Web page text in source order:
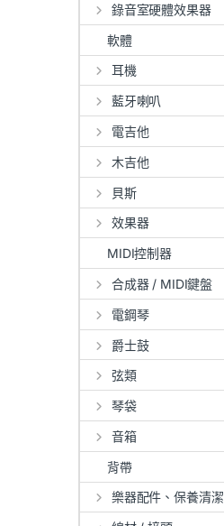
錄音室硬體效果器
軟體
耳機
藍牙喇叭
電吉他
木吉他
貝斯
效果器
MIDI控制器
合成器 / MIDI鍵盤
電鋼琴
爵士鼓
弦類
琴袋
音箱
背帶
樂器配件、保養清